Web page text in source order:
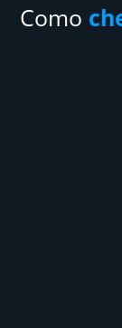
Como